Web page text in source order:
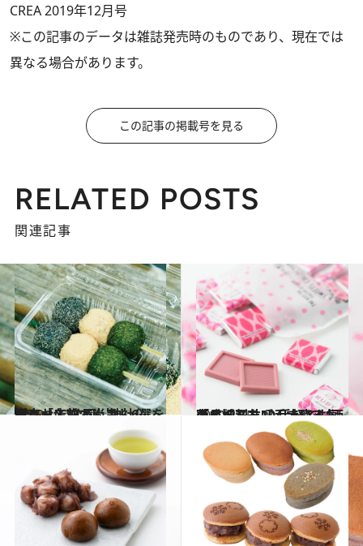
CREA 2019年12月号
※この記事のデータは雑誌発売時のものであり、現在では
異なる場合があります。
この記事の掲載号を見る
RELATED POSTS
関連記事
2019.12.22
東京「名物あんこ」6選をパクッ！ 公園、神社仏閣、お店前で尚旨し
グルメ 2020.2.15
「成城石井」手土産人気商品ベスト10 手軽でお洒落と評判を呼んでいるもの
グルメ